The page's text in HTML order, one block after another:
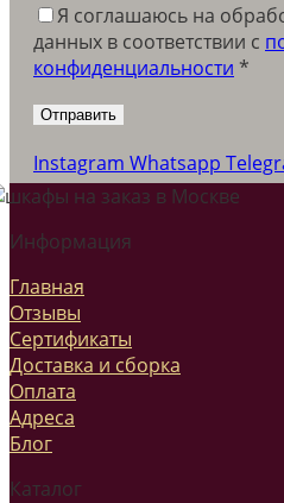
Я соглашаюсь на
данных в соответствии c
конфиденциальности *
Instagram Whatsapp
Информация
Главная
Отзывы
Сертификаты
Доставка и сборка
Оплата
Адреса
Блог
Каталог